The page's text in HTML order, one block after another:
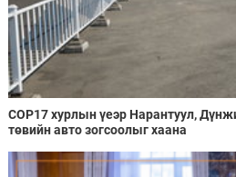
COP17 хурлын үеэр Нарантуул,
төвийн авто зогсоолыг хаана